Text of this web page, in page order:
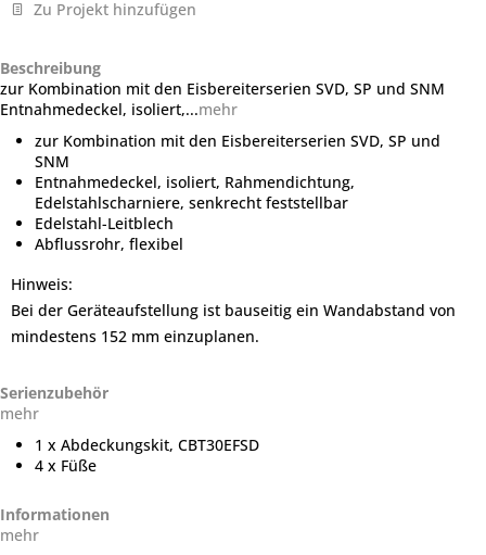
Zu Projekt hinzufügen
Beschreibung
zur Kombination mit den Eisbereiterserien SVD, SP und SNM
Entnahmedeckel, isoliert,...mehr
zur Kombination mit den Eisbereiterserien SVD, SP und
SNM
Entnahmedeckel, isoliert, Rahmendichtung,
Edelstahlscharniere, senkrecht feststellbar
Edelstahl-Leitblech
Abflussrohr, flexibel
Hinweis:
Bei der Geräteaufstellung ist bauseitig ein Wandabstand von
mindestens 152 mm einzuplanen.
Serienzubehör
mehr
1 x Abdeckungskit, CBT30EFSD
4 x Füße
Informationen
mehr